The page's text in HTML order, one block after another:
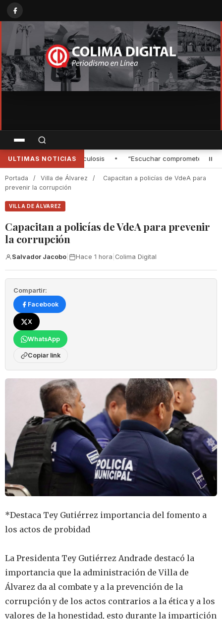
ULTIMAS NOTICIAS
debemos asumir esa responsabilidad” afirmó Mely Romero
Portada / Villa de Álvarez /
‎Capacitan a policías de VdeA ‎para
prevenir la corrupción
VILLA DE ÁLVAREZ
‎Capacitan a policías de VdeA ‎para prevenir
la corrupción
Salvador Jacobo Hace 1 hora Colima Digital
Compartir:
Facebook
X
WhatsApp
Copiar link
‎*Destaca Tey Gutiérrez importancia del fomento a
los actos de probidad
La Presidenta Tey Gutiérrez Andrade destacó la
importancia que la administración de Villa de
Álvarez da al combate y a la prevención de la
corrupción y de los actos contrarios a la ética y a los
valores de la honestidad, esto durante la impartición